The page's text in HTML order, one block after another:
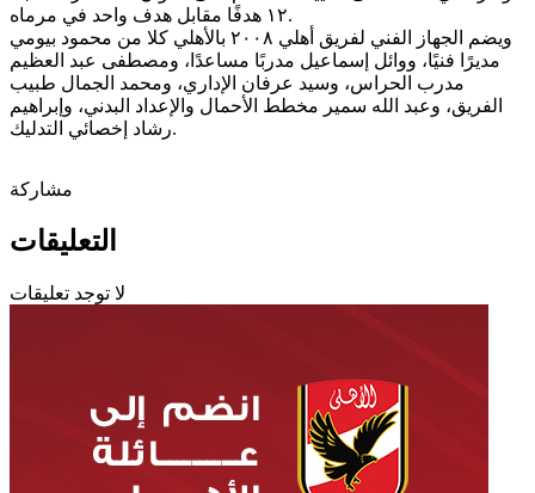
١٢ هدفًا مقابل هدف واحد في مرماه.
ويضم الجهاز الفني لفريق أهلي ٢٠٠٨ بالأهلي كلا من محمود بيومي
مديرًا فنيًا، ووائل إسماعيل مدربًا مساعدًا، ومصطفى عبد العظيم
مدرب الحراس، وسيد عرفان الإداري، ومحمد الجمال طبيب
الفريق، وعبد الله سمير مخطط الأحمال والإعداد البدني، وإبراهيم
رشاد إخصائي التدليك.
مشاركة
التعليقات
لا توجد تعليقات